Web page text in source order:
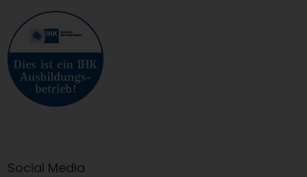
Social Media